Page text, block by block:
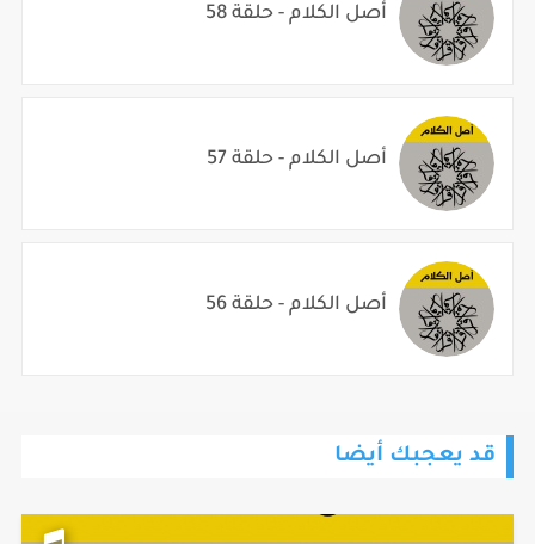
أصل الكلام - حلقة 58
أصل الكلام - حلقة 57
أصل الكلام - حلقة 56
قد يعجبك أيضا